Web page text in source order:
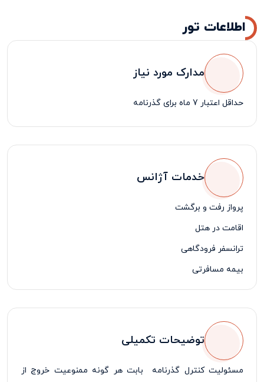
اطلاعات تور
مدارک مورد نیاز
حداقل اعتبار 7 ماه برای گذرنامه
خدمات آژانس
پرواز رفت و برگشت
اقامت در هتل
ترانسفر فرودگاهی
بیمه مسافرتی
لیدر مسافرتی فارسی زبان
توضیحات تکمیلی
مسئولیت کنترل گذرنامه بابت هر گونه ممنوعیت خروج از